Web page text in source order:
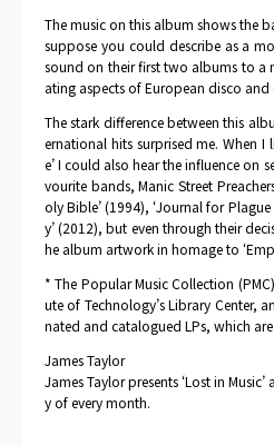
The music on this album shows the
suppose you could describe as a
sound on their first two albums to a
ating aspects of European disco and
The stark difference between this
ernational hits surprised me. When I
e’ I could also hear the influence on
vourite bands, Manic Street
oly Bible’ (1994), ‘Journal for
y’ (2012), but even through their
he album artwork in homage to
* The Popular Music Collection
ute of Technology’s Library Center,
nated and catalogued LPs, which
James Taylor
James Taylor presents ‘Lost in
y of every month.